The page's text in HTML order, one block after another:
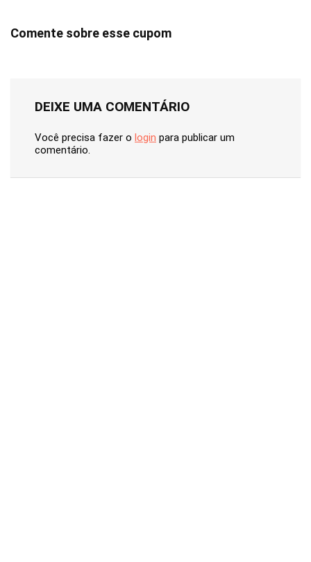
Comente sobre esse cupom
DEIXE UMA COMENTÁRIO
Você precisa fazer o login para publicar um
comentário.